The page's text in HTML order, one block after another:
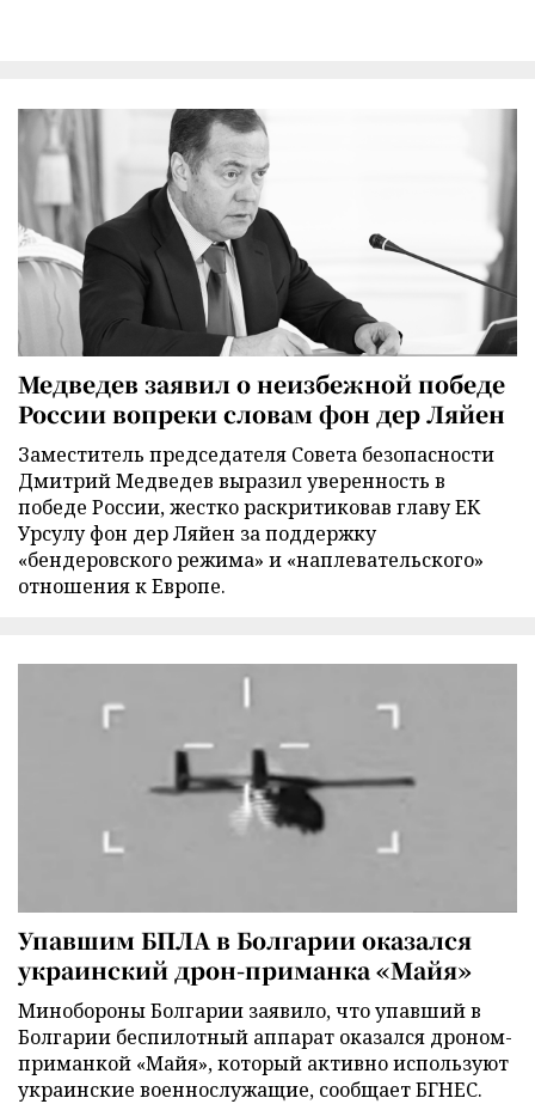
Медведев заявил о неизбежной победе
России вопреки словам фон дер Ляйен
Заместитель председателя Совета безопасности
Дмитрий Медведев выразил уверенность в
победе России, жестко раскритиковав главу ЕК
Урсулу фон дер Ляйен за поддержку
«бендеровского режима» и «наплевательского»
отношения к Европе.
Упавшим БПЛА в Болгарии оказался
украинский дрон-приманка «Майя»
Минобороны Болгарии заявило, что упавший в
Болгарии беспилотный аппарат оказался дроном-
приманкой «Майя», который активно используют
украинские военнослужащие, сообщает БГНЕС.